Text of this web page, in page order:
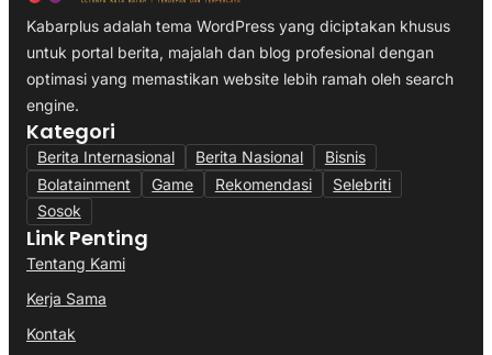
Kabarplus adalah tema WordPress yang diciptakan khusus
untuk portal berita, majalah dan blog profesional dengan
optimasi yang memastikan website lebih ramah oleh search
engine.
Kategori
Berita Internasional Berita Nasional
Bisnis
Bolatainment
Game Rekomendasi
Selebriti
Sosok
Link Penting
Tentang Kami
Kerja Sama
Kontak